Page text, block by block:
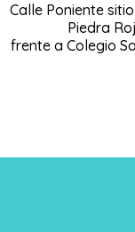
Calle Poniente
Piedra
frente a Colegio